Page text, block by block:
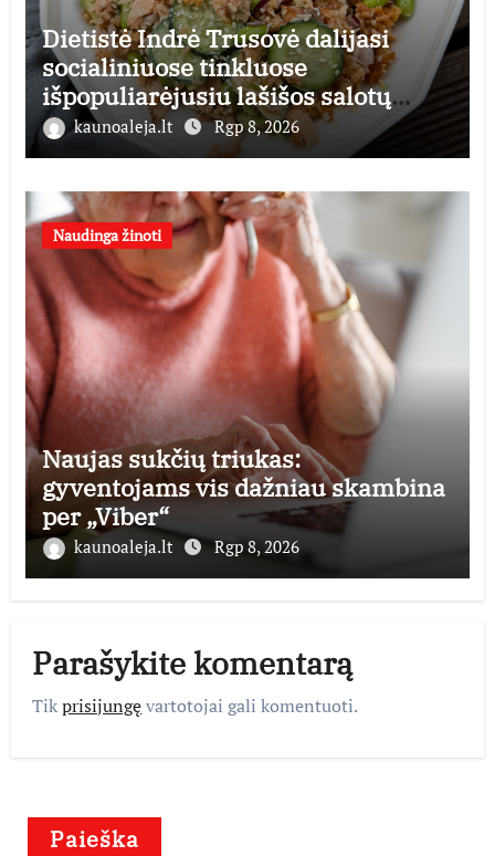
Dietistė Indrė Trusovė dalijasi
socialiniuose tinkluose
išpopuliarėjusiu lašišos salotų
receptu
kaunoaleja.lt Rgp 8, 2026
Naudinga žinoti
Naujas sukčių triukas:
gyventojams vis dažniau skambina
per „Viber“
kaunoaleja.lt Rgp 8, 2026
Parašykite komentarą
Tikprisijungęvartotojai gali komentuoti.
Paieška